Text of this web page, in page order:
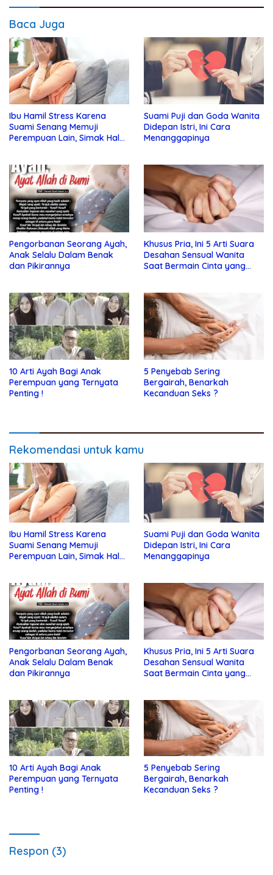
Baca Juga
Ibu Hamil Stress Karena
Suami Senang Memuji
Perempuan Lain, Simak Hal
Suami Puji dan Goda Wanita
Didepan Istri, Ini Cara
Menanggapinya
Pengorbanan Seorang Ayah,
Anak Selalu Dalam Benak
dan Pikirannya
Khusus Pria, Ini 5 Arti Suara
Desahan Sensual Wanita
Saat Bermain Cinta yang
10 Arti Ayah Bagi Anak
Perempuan yang Ternyata
Penting !
5 Penyebab Sering
Bergairah, Benarkah
Kecanduan Seks ?
Rekomendasi untuk kamu
Ibu Hamil Stress Karena
Suami Senang Memuji
Perempuan Lain, Simak Hal
Suami Puji dan Goda Wanita
Didepan Istri, Ini Cara
Menanggapinya
Pengorbanan Seorang Ayah,
Anak Selalu Dalam Benak
dan Pikirannya
Khusus Pria, Ini 5 Arti Suara
Desahan Sensual Wanita
Saat Bermain Cinta yang
10 Arti Ayah Bagi Anak
Perempuan yang Ternyata
Penting !
5 Penyebab Sering
Bergairah, Benarkah
Kecanduan Seks ?
Respon (3)